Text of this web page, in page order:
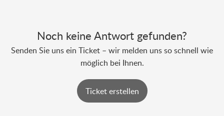
Noch keine Antwort gefunden?
Senden Sie uns ein Ticket – wir melden uns so schnell wie
möglich bei Ihnen.
Ticket erstellen